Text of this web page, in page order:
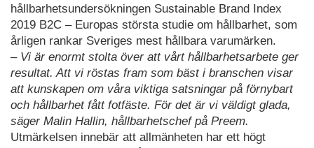
hållbarhetsundersökningen Sustainable Brand Index
2019 B2C – Europas största studie om hållbarhet, som
årligen rankar Sveriges mest hållbara varumärken.
– Vi är enormt stolta över att vårt hållbarhetsarbete ger
resultat. Att vi röstas fram som bäst i branschen visar
att kunskapen om våra viktiga satsningar på förnybart
och hållbarhet fått fotfäste. För det är vi väldigt glada,
säger Malin Hallin, hållbarhetschef på Preem.
Utmärkelsen innebär att allmänheten har ett högt